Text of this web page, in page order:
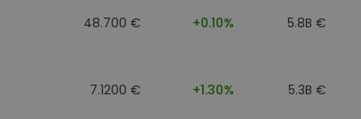
48.700 € +0.10% 5.8B €
7.1200 € +1.30% 5.3B €